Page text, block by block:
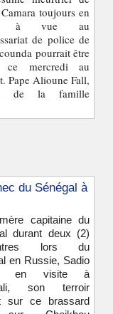
toujours en
à vue au
de police de
pourrait être
ce mercredi au
Pape Alioune Fall,
de la famille
du Sénégal à
capitaine du
durant deux (2)
lors du
en Russie, Sadio
en visite à
son terroir
sur ce brassard